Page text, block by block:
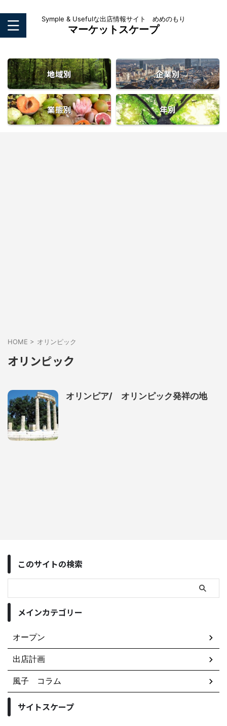
Symple & Usefulな出店情報サイト めめのもり
マーケットスケープ
地域別 企業別
業態別 年別
HOME > オリンピック
オリンピック
オリンピア/ オリンピック発祥の地
このサイトの検索
メインカテゴリー
オープン
出店計画
風子 コラム
サイトスケープ